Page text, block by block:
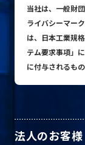
当社は、一般財
ライバシーマー
は、日本工業規
テム要求事項」
に付与されるもの
法人のお客様